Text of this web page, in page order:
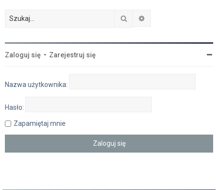
Szukaj
Zaloguj się • Zarejestruj się
Nazwa użytkownika:
Hasło:
Zapamiętaj mnie